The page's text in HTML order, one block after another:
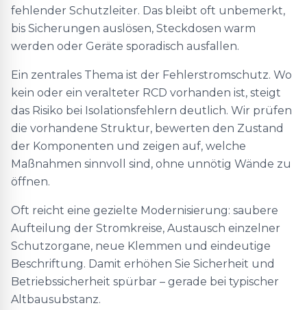
fehlender Schutzleiter. Das bleibt oft unbemerkt,
bis Sicherungen auslösen, Steckdosen warm
werden oder Geräte sporadisch ausfallen.
Ein zentrales Thema ist der Fehlerstromschutz. Wo
kein oder ein veralteter RCD vorhanden ist, steigt
das Risiko bei Isolationsfehlern deutlich. Wir prüfen
die vorhandene Struktur, bewerten den Zustand
der Komponenten und zeigen auf, welche
Maßnahmen sinnvoll sind, ohne unnötig Wände zu
öffnen.
Oft reicht eine gezielte Modernisierung: saubere
Aufteilung der Stromkreise, Austausch einzelner
Schutzorgane, neue Klemmen und eindeutige
Beschriftung. Damit erhöhen Sie Sicherheit und
Betriebssicherheit spürbar – gerade bei typischer
Altbausubstanz.